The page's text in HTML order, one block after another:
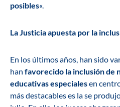
posibles«.
La Justicia apuesta por la
En los últimos años, han sido
han favorecido la inclusión de
educativas especialesen
más destacables es la se